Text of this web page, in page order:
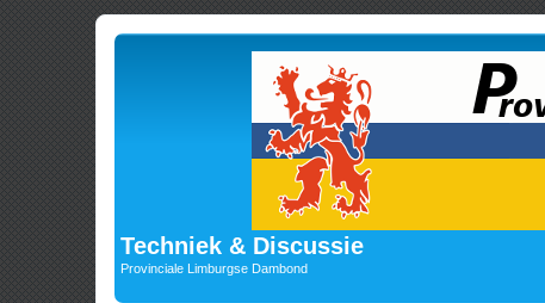
Techniek & Discussie
Provinciale Limburgse Dambond